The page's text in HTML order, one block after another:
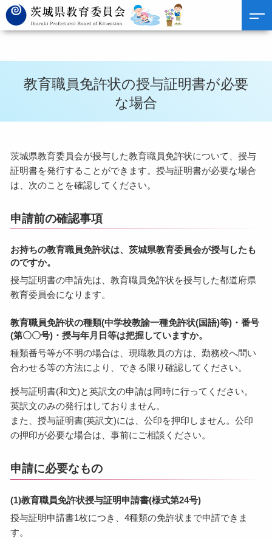
教育職員免許状の授与証明書が必要
な場合
茨城県教育委員会が授与した教育職員免許状について、授与
証明書を発行することができます。授与証明書が必要な場合
は、次のことを確認してください。
申請前の確認事項
お持ちの教育職員免許状は、茨城県教育委員会が授与したも
のですか。
授与証明書の申請先は、教育職員免許状を授与した都道府県
教育委員会になります。
教育職員免許状の種類(中学校教諭一種免許状(国語)等)・番号
(第〇〇号)・授与年月日等は把握していますか。
種類番号等が不明の場合は、現職教員の方は、勤務校へ問い
合わせる等の方法により、できる限り確認してください。
授与証明書(和文)と英訳文の申請は同時に行ってください。
英訳文のみの発行はしておりません。
また、授与証明書(英訳文)には、公印を押印しません。公印
の押印が必要な場合は、事前にご相談ください。
申請に必要なもの
(1)教育職員免許状授与証明申請書(様式第24号)
授与証明申請書1枚につき、4種類の免許状まで申請できま
す。